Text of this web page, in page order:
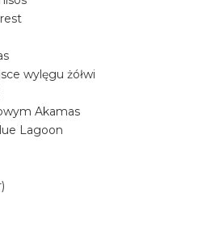
wylęgu żółwi
Akamas
Lagoon